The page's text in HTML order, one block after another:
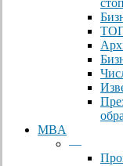
ТОП
MBA
—